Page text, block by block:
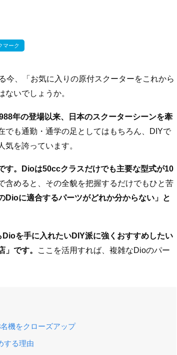
マーク
今、「お気に入りの原付スクーターをこれから
いでしょうか。
年の登場以来、日本のスクーターシーンを牽
でも通勤・通学の足としてはもちろん、DIYで
を誇っています。
す。Dioは50ccクラスだけでも主要な型式が10
含めると、その全貌を把握するだけでもひと苦
Dioに適合するパーツがどれか分からない」と
を手に入れたいDIY派に強くおすすめしたい
です。
ここを活用すれば、複雑なDioのパー
機をクローズアップ
する理由